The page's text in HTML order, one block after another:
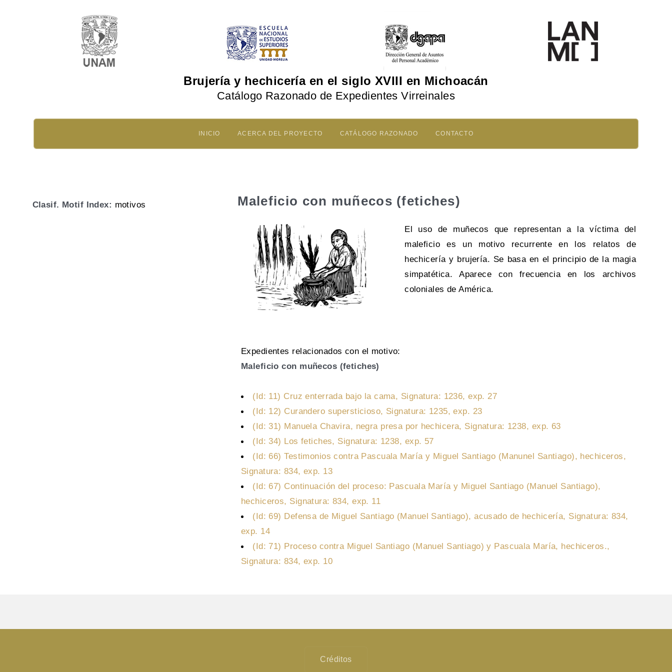
Brujería y hechicería en el siglo XVIII en Michoacán
Catálogo Razonado de Expedientes Virreinales
INICIO ACERCA DEL PROYECTO CATÁLOGO RAZONADO CONTACTO
Clasif. Motif Index: motivos Maleficio con muñecos (fetiches)
El uso de muñecos que representan a la víctima del
maleficio es un motivo recurrente en los relatos de
hechicería y brujería. Se basa en el principio de la magia
simpatética. Aparece con frecuencia en los archivos
coloniales de América.
Expedientes relacionados con el motivo:
Maleficio con muñecos (fetiches)
(Id: 11) Cruz enterrada bajo la cama, Signatura: 1236, exp. 27
(Id: 12) Curandero supersticioso, Signatura: 1235, exp. 23
(Id: 31) Manuela Chavira, negra presa por hechicera, Signatura: 1238, exp. 63
(Id: 34) Los fetiches, Signatura: 1238, exp. 57
(Id: 66) Testimonios contra Pascuala María y Miguel Santiago (Manunel Santiago), hechiceros,
Signatura: 834, exp. 13
(Id: 67) Continuación del proceso: Pascuala María y Miguel Santiago (Manuel Santiago),
hechiceros, Signatura: 834, exp. 11
(Id: 69) Defensa de Miguel Santiago (Manuel Santiago), acusado de hechicería, Signatura: 834,
exp. 14
(Id: 71) Proceso contra Miguel Santiago (Manuel Santiago) y Pascuala María, hechiceros.,
Signatura: 834, exp. 10
Créditos